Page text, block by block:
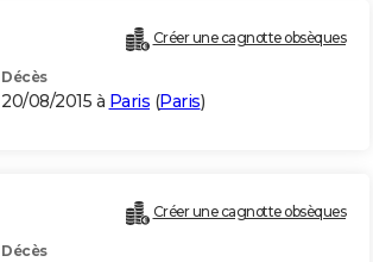
Créer une cagnotte obsèques
Décès
20/08/2015 à Paris (Paris)
Créer une cagnotte obsèques
Décès